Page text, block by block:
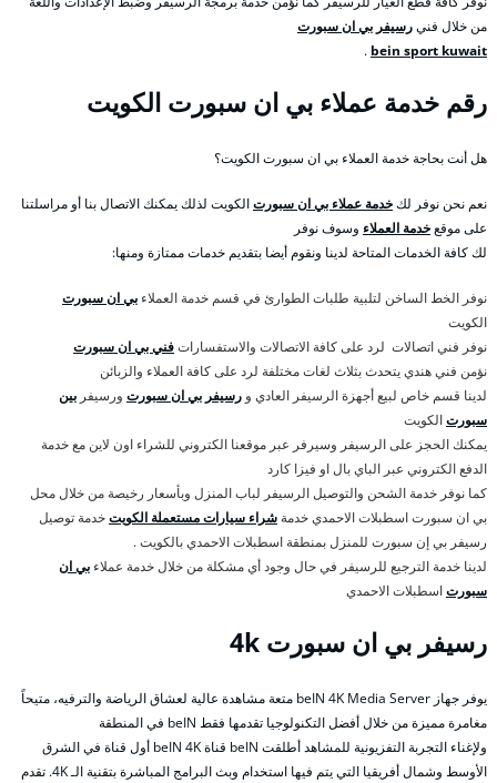
من خلال فنيرسيفر بي ان سبورت
bein sport kuwait
.
رقم خدمة عملاء بي ان سبورت الكويت
هل أنت بحاجة خدمة العملاء بي ان سبورت الكويت؟
نعم نحن نوفر لكخدمة عملاء بي ان سبورتالكويت لذلك يمكنك الاتصال بنا أو مراسلتنا
على موقعخدمة العملاء وسوف نوفر
لك كافة الخدمات المتاحة لدينا ونقوم أيضا بتقديم خدمات ممتازة ومنها:
نوفر الخط الساخن لتلبية طلبات الطوارئ في قسم خدمة العملاء بي ان سبورت
الكويت
نوفر فني اتصالات لرد على كافة الاتصالات والاستفساراتفني بي ان سبورت
نؤمن فني هندي يتحدث بثلاث لغات مختلفة لرد على كافة العملاء والزبائن
لدينا قسم خاص لبيع أجهزة الرسيفر العادي و رسيفر بي ان سبورت ورسيفر بين
سبورتالكويت
يمكنك الحجز على الرسيفر وسيرفر عبر موقعنا الكتروني للشراء اون لاين مع خدمة
الدفع الكتروني عبر الباي بال او فيزا كارد
كما نوفر خدمة الشحن والتوصيل الرسيفر لباب المنزل وبأسعار رخيصة من خلال محل
بي ان سبورت اسطبلات الاحمدي خدمة شراء سيارات مستعملة الكويتخدمة توصيل
رسيفر بي إن سبورت للمنزل بمنطقة اسطبلات الاحمدي بالكويت .
لدينا خدمة الترجيع للرسيفر في حال وجود أي مشكلة من خلال خدمة عملاء بي ان
سبورتاسطبلات الاحمدي
رسيفر بي ان سبورت 4k
يوفر جهاز beIN 4K Media Server متعة مشاهدة عالية لعشاق الرياضة والترفيه، متيحاً
مغامرة مميزة من خلال أفضل التكنولوجيا تقدمها فقط beIN في المنطقة
ولإغناء التجربة التفزيونية للمشاهد أطلقت beIN قناة beIN 4K أول قناة في الشرق
الأوسط وشمال أفريقيا التي يتم فيها استخدام وبث البرامج المباشرة بتقنية الـ 4K. تقدم